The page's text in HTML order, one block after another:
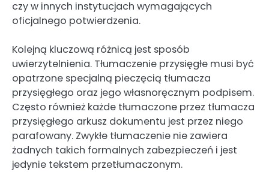
czy w innych instytucjach wymagających
oficjalnego potwierdzenia.
Kolejną kluczową różnicą jest sposób
uwierzytelnienia. Tłumaczenie przysięgłe musi być
opatrzone specjalną pieczęcią tłumacza
przysięgłego oraz jego własnoręcznym podpisem.
Często również każde tłumaczone przez tłumacza
przysięgłego arkusz dokumentu jest przez niego
parafowany. Zwykłe tłumaczenie nie zawiera
żadnych takich formalnych zabezpieczeń i jest
jedynie tekstem przetłumaczonym.